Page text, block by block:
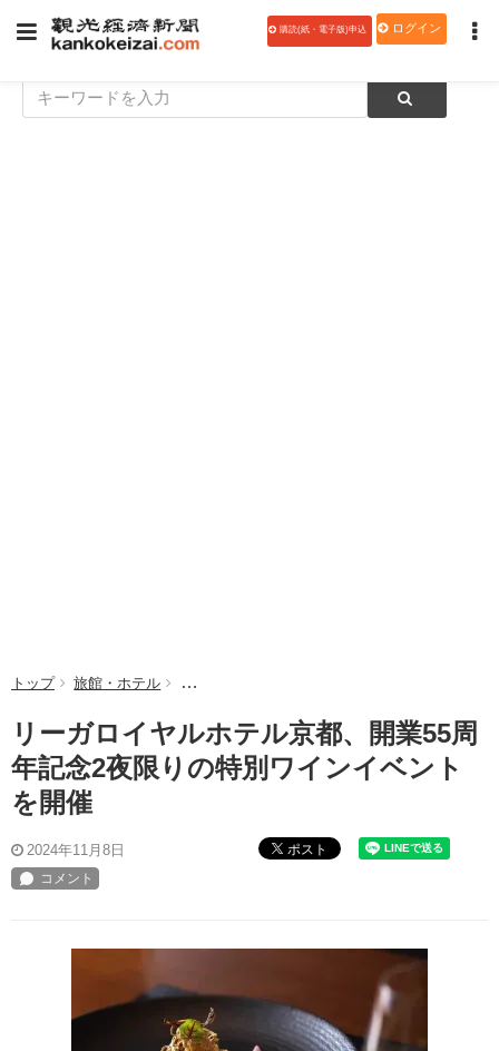
購読(紙・電子版)申込 ログイン
トップ 旅館・ホテル リーガロイヤルホテル京都、開業55周年記念2
リーガロイヤルホテル京都、開業55周
年記念2夜限りの特別ワインイベント
を開催
2024年11月8日 ポスト